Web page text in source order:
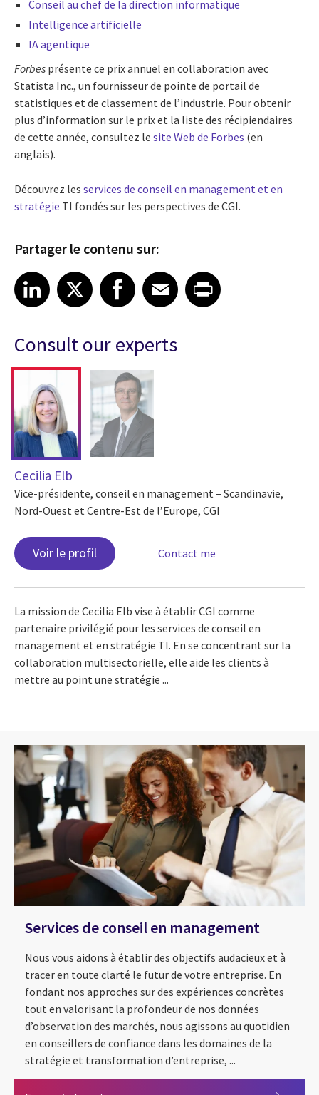
Conseil au chef de la direction informatique
Intelligence artificielle
IA agentique
Forbes présente ce prix annuel en collaboration avec
Statista Inc., un fournisseur de pointe de portail de
statistiques et de classement de l’industrie. Pour obtenir
plus d’information sur le prix et la liste des récipiendaires
de cette année, consultez le site Web de Forbes (en
anglais).
Découvrez les services de conseil en management et en
stratégie TI fondés sur les perspectives de CGI.
Partager le contenu sur:
Share article on LinkedIn
LinkedIn
Share article on XShare article on Facebook
Facebook
Share article on Email
EmailShare article on Print
Consult our experts
Cecilia Elb
Vice-présidente, conseil en management – Scandinavie,
Nord-Ouest et Centre-Est de l’Europe, CGI
Voir le profil Contact me
La mission de Cecilia Elb vise à établir CGI comme
partenaire privilégié pour les services de conseil en
management et en stratégie TI. En se concentrant sur la
collaboration multisectorielle, elle aide les clients à
mettre au point une stratégie ...
Services de conseil en management
Nous vous aidons à établir des objectifs audacieux et à
tracer en toute clarté le futur de votre entreprise. En
fondant nos approches sur des expériences concrètes
tout en valorisant la profondeur de nos données
d’observation des marchés, nous agissons au quotidien
en conseillers de confiance dans les domaines de la
stratégie et transformation d’entreprise, ...